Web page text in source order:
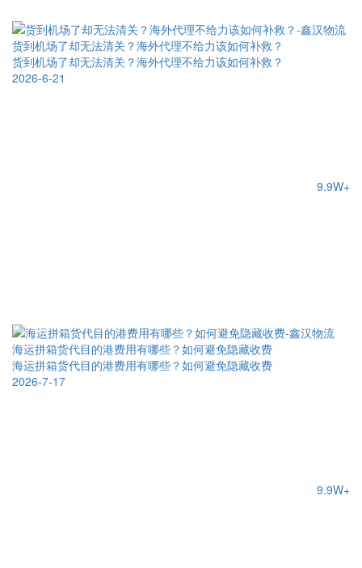
货到机场了却无法清关？海外代理不给力该如何补救？
货到机场了却无法清关？海外代理不给力该如何补救？
2026-6-21
9.9W+
海运拼箱货代目的港费用有哪些？如何避免隐藏收费
海运拼箱货代目的港费用有哪些？如何避免隐藏收费
2026-7-17
9.9W+